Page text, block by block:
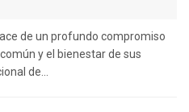
de un profundo compromiso
y el bienestar de sus
de...